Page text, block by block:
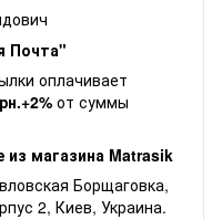
Почта"
оплачивает
от суммы
магазина Matrasik
Борщаговка,
2, Киев, Украина.